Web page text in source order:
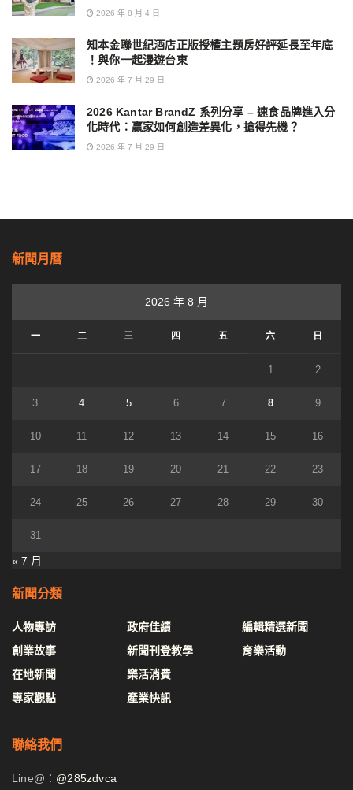
2026 年 8 月 4 日
知本金聯世紀酒店正版授權主題房好評延長至年底
！與你一起漫遊台東
2026 年 7 月 29 日
2026 Kantar BrandZ 系列分享 – 速食品牌進入分
化時代：贏家如何創造差異化，搶得先機？
2026 年 7 月 29 日
新聞月曆
2026 年 8 月
一 二 三 四 五 六 日
1 2
3 4 5 6 7 8 9
10 11 12 13 14 15 16
17 18 19 20 21 22 23
24 25 26 27 28 29 30
31
« 7 月
新聞分類
人物專訪
創業故事
在地新聞
專家觀點
政府佳績
新聞刊登教學
樂活消費
產業快訊
編輯精選新聞
育樂活動
聯絡我們
Line@： @285zdvca